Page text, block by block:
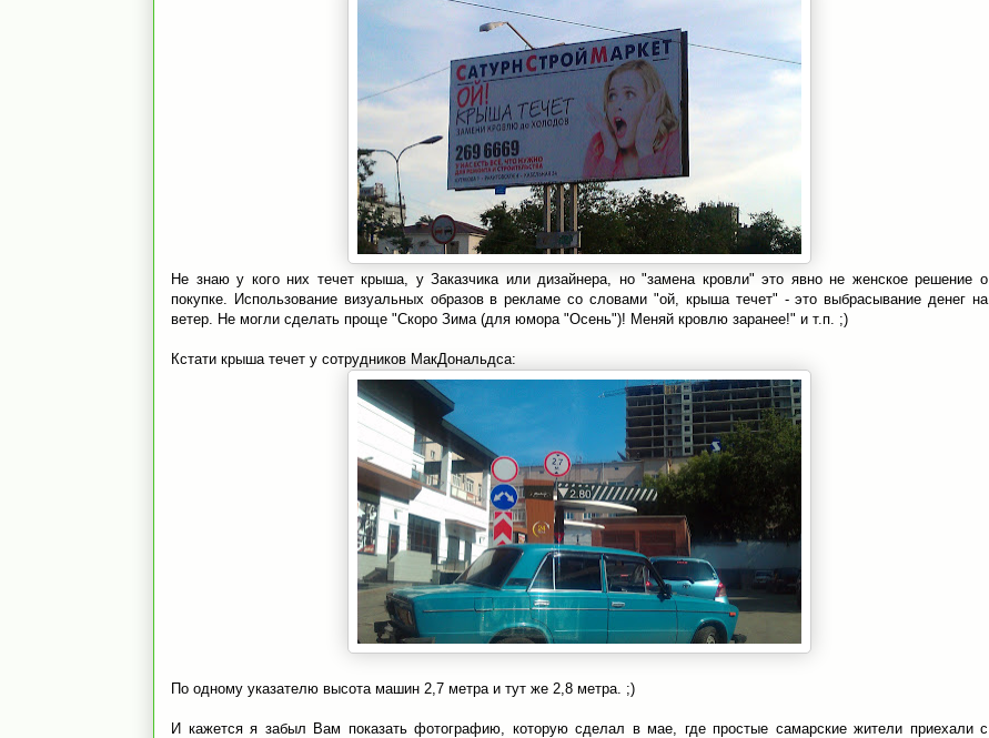
Не знаю у кого них течет крыша, у Заказчика или дизайнера, но "замена кровли" это явно не женское решение о
покупке. Использование визуальных образов в рекламе со словами "ой, крыша течет" - это выбрасывание денег на
ветер. Не могли сделать проще "Скоро Зима (для юмора "Осень")! Меняй кровлю заранее!" и т.п. ;)
Кстати крыша течет у сотрудников МакДональдса:
По одному указателю высота машин 2,7 метра и тут же 2,8 метра. ;)
И кажется я забыл Вам показать фотографию, которую сделал в мае, где простые самарские жители приехали с